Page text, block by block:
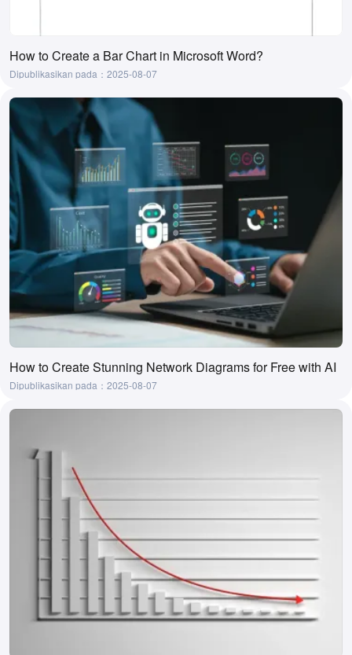
How to Create a Bar Chart in Microsoft Word?
Dipublikasikan pada：2025-08-07
How to Create Stunning Network Diagrams for Free with AI
Dipublikasikan pada：2025-08-07